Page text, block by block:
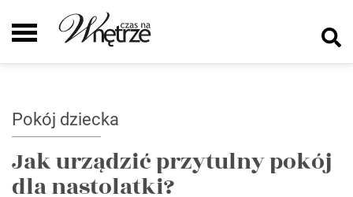
Pokój dziecka
Jak urządzić przytulny pokój
dla nastolatki?